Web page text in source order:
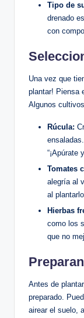
Tipo de
drenado
con
Una vez que
plantar! Piensa
Algunos
Rúcula:
“¡Apúrate
Tomates
alegría al
al
Hierbas
como los
que no
Antes de
preparado.
airear el suelo,